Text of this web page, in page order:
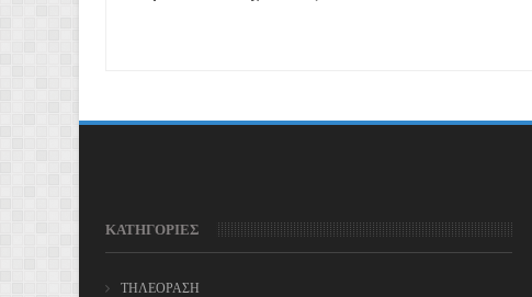
ΚΑΤΗΓΟΡΙΕΣ
ΤΗΛΕΟΡΑΣΗ